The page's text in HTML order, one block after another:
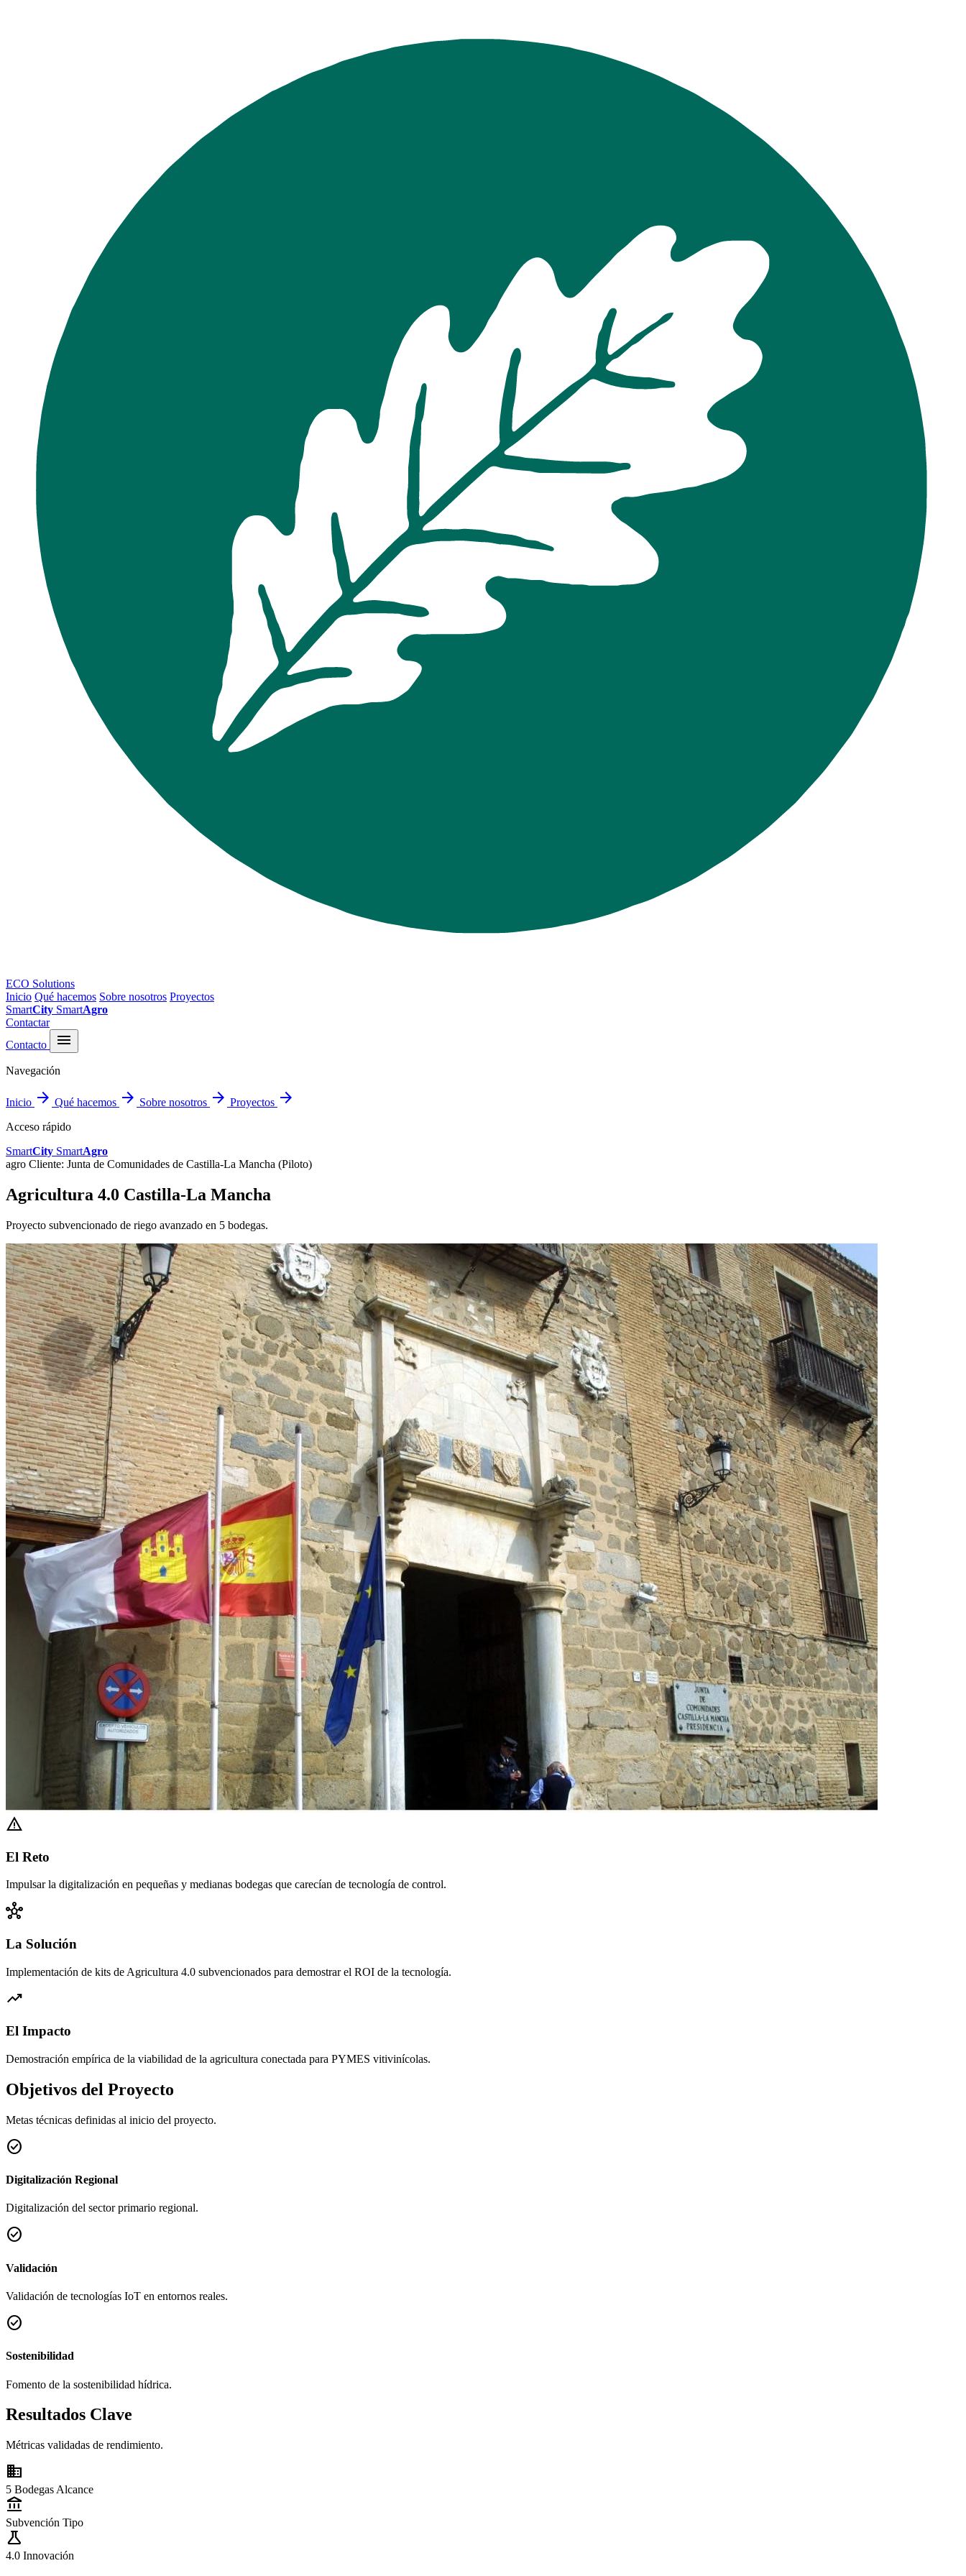
ECO Solutions
Inicio Qué hacemos Sobre nosotros Proyectos
SmartCity SmartAgro
Contactar
Contacto
menu
Navegación
Inicio arrow_forward Qué hacemos arrow_forward Sobre nosotros arrow_forward Proyectos arrow_forward
Acceso rápido
SmartCity SmartAgro
agro Cliente: Junta de Comunidades de Castilla-La Mancha (Piloto)
Agricultura 4.0 Castilla-La Mancha
Proyecto subvencionado de riego avanzado en 5 bodegas.
warning
El Reto
Impulsar la digitalización en pequeñas y medianas bodegas que carecían de tecnología de control.
hub
La Solución
Implementación de kits de Agricultura 4.0 subvencionados para demostrar el ROI de la tecnología.
trending_up
El Impacto
Demostración empírica de la viabilidad de la agricultura conectada para PYMES vitivinícolas.
Objetivos del Proyecto
Metas técnicas definidas al inicio del proyecto.
check_circle
Digitalización Regional
Digitalización del sector primario regional.
check_circle
Validación
Validación de tecnologías IoT en entornos reales.
check_circle
Sostenibilidad
Fomento de la sostenibilidad hídrica.
Resultados Clave
Métricas validadas de rendimiento.
domain
5 Bodegas Alcance
account_balance
Subvención Tipo
science
4.0 Innovación